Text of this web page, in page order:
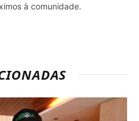
à comunidade.